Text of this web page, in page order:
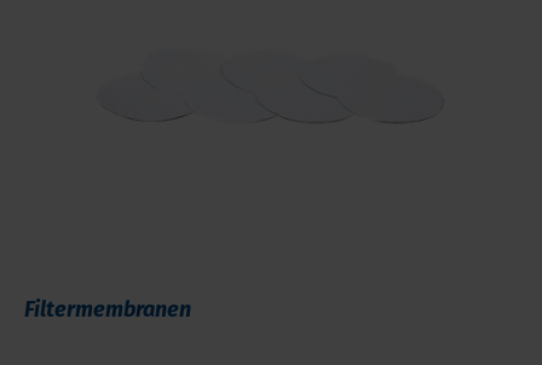
Filtermembranen